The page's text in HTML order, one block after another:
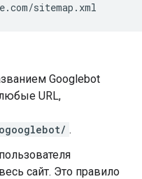
sitemap.xml
Googlebot
URL,
.
сайт. Это правило